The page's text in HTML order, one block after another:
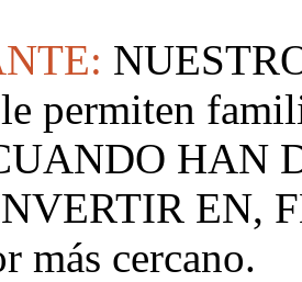
permiten
HAN
EN,
más cercano.